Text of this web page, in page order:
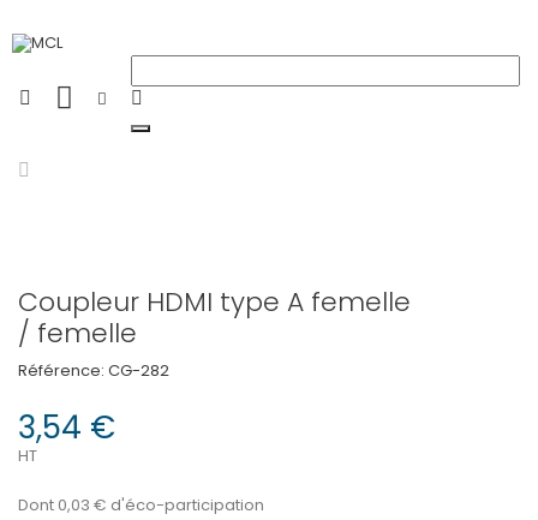
Coupleur HDMI type A femelle
/ femelle
Référence: CG-282
3,54 €
HT
Dont 0,03 € d'éco-participation